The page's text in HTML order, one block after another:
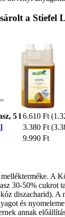
a Stiefel
5 l 6.610 Ft
3.380 Ft
9.990 Ft
A
30-50% cukrot
diszacharid). A
és
annak